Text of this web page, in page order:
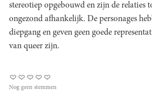
stereotiep opgebouwd en zijn de relaties
ongezond afhankelijk. De personages
diepgang en geven geen goede
van queer zijn.
Nog geen stemmen